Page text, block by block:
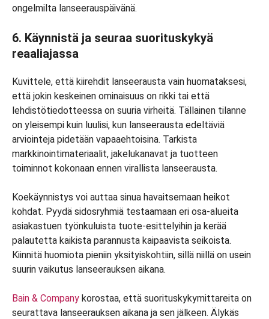
ongelmilta lanseerauspäivänä.
6. Käynnistä ja seuraa suorituskykyä
reaaliajassa
Kuvittele, että kiirehdit lanseerausta vain huomataksesi,
että jokin keskeinen ominaisuus on rikki tai että
lehdistötiedotteessa on suuria virheitä. Tällainen tilanne
on yleisempi kuin luulisi, kun lanseerausta edeltäviä
arviointeja pidetään vapaaehtoisina. Tarkista
markkinointimateriaalit, jakelukanavat ja tuotteen
toiminnot kokonaan ennen virallista lanseerausta.
Koekäynnistys voi auttaa sinua havaitsemaan heikot
kohdat. Pyydä sidosryhmiä testaamaan eri osa-alueita
asiakastuen työnkuluista tuote-esittelyihin ja kerää
palautetta kaikista parannusta kaipaavista seikoista.
Kiinnitä huomiota pieniin yksityiskohtiin, sillä niillä on usein
suurin vaikutus lanseerauksen aikana.
Bain & Company korostaa, että suorituskykymittareita on
seurattava lanseerauksen aikana ja sen jälkeen. Älykäs